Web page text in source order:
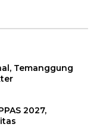
Temanggung
2027,